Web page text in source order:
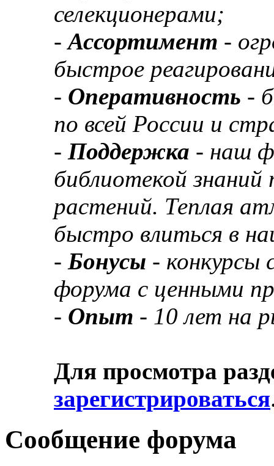
селекционерами;
-Ассортимент -
быстрое
- Оперативность -
по всей России и
- Поддержка - наш
библиотекой
растений. Теплая
быстро влиться в
- Бонусы - конкурсы
форума с ценными
- Опыт - 10 лет на
Для просмотра
зарегистрироваться
Сообщение форума